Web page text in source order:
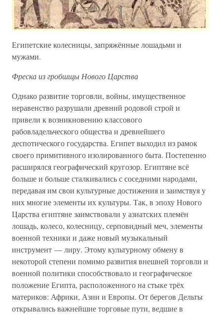
Египетские колесницы, запряжённые лошадьми и
мужами.
Фреска из гробшщы Нового Царства
Однако развитие торговли, войны, имущественное
неравенство разрушали древний родовой строй и
привели к возникновению классового
рабовладельческого общества и древнейшего
деспотического государства. Египет выходил из рамок
своего примитивного изолированного быта. Постепенно
расширялся географический кругозор. Египтяне всё
больше и больше сталкивались с соседними народами,
передавая им свои культурные достижения и заимствуя у
них многие элементы их культуры. Так, в эпоху Нового
Царства египтяне заимствовали у азиатских племён
лошадь, колесо, колесницу, серповидный меч, элементы
военной техники и даже новый музыкальный
инструмент — лиру. Этому культурному обмену в
некоторой степени помимо развития внешней торговли и
военной политики способствовало и географическое
положение Египта, расположенного на стыке трёх
материков: Африки, Азии и Европы. От берегов Дельты
открывались важнейшие торговые пути, ведшие в